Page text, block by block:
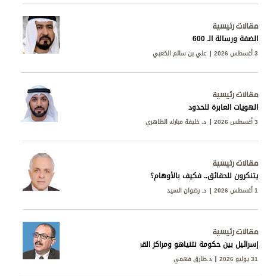
مقالات رئيسية
الضفة ورسالة الـ 600
3 أغسطس 2026 علي بن سالم الكعبي
مقالات رئيسية
الهويات العابرة للحدود
3 أغسطس 2026 د. خليفة مبارك الظاهري
مقالات رئيسية
يتنكرون للحقائق.. فكيف بالأوهام؟
1 أغسطس 2026 د. رضوان السيد
مقالات رئيسية
إسرائيل بين حكومة نتنياهو ومراكز القوى
31 يوليو 2026 د.طارق فهمي